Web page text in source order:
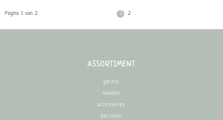
Pagina 1 van 2 1 2
ASSORTIMENT
garens
naalden
accessories
patronen